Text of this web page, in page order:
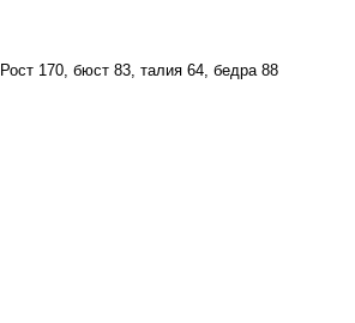
Рост 170, бюст 83, талия 64, бедра 88